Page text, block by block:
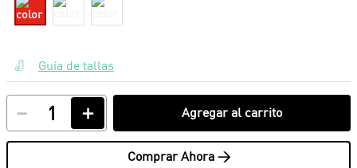
Guía de tallas
＋
－ Agregar al carrito
Comprar Ahora >